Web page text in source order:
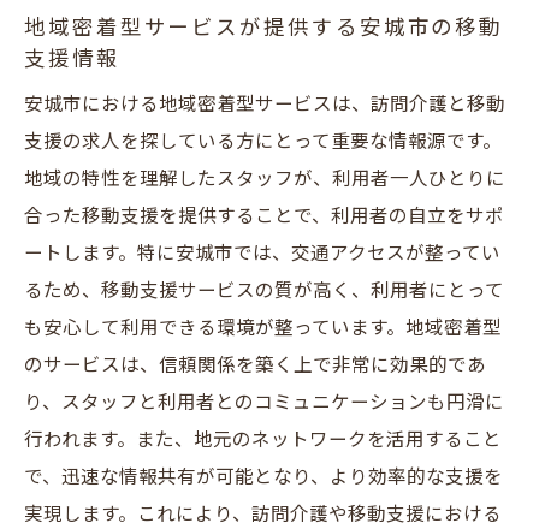
は？
資格取得を通じて広がる訪問介護のキャリ
ア
訪問介護での資格の重要性と活用法
安城市での資格支援制度の特徴とメリット
地域密着型サービスで探す安城市の訪問介護求
人
安城市の地域密着型訪問介護サービスの特
徴
地域のニーズに応える訪問介護求人の探し
方
地域密着型訪問介護の魅力とメリット
地域密着型サービスが提供する安城市の移動
支援情報
安城市における地域密着型サービスは、訪問介護と移動
支援の求人を探している方にとって重要な情報源です。
地域の特性を理解したスタッフが、利用者一人ひとりに
合った移動支援を提供することで、利用者の自立をサポ
ートします。特に安城市では、交通アクセスが整ってい
るため、移動支援サービスの質が高く、利用者にとって
も安心して利用できる環境が整っています。地域密着型
のサービスは、信頼関係を築く上で非常に効果的であ
り、スタッフと利用者とのコミュニケーションも円滑に
行われます。また、地元のネットワークを活用すること
で、迅速な情報共有が可能となり、より効率的な支援を
実現します。これにより、訪問介護や移動支援における